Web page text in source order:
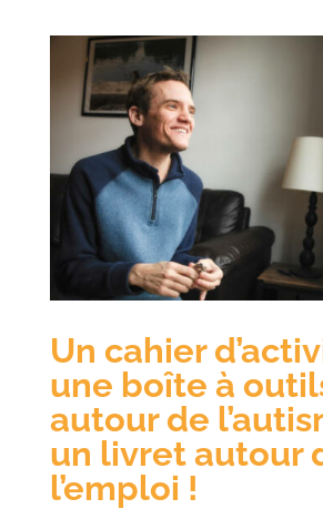
Un cahier
une boîte à
autour de
un livret autour
l’emploi !